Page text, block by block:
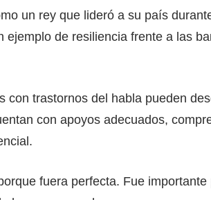
un rey que lideró a su país
ejemplo de resiliencia frente a las
con trastornos del habla pueden
con apoyos adecuados,
fuera perfecta. Fue importante